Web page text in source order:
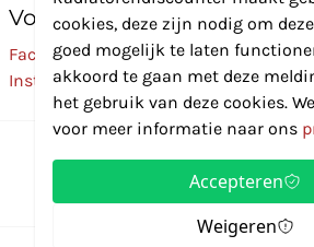
Volg Ons
Facebook
Instagram
cookies, deze zijn nodig om
goed mogelijk te laten
akkoord te gaan met deze
het gebruik van deze cookies.
voor meer informatie naar ons
Accepteren
Weigeren